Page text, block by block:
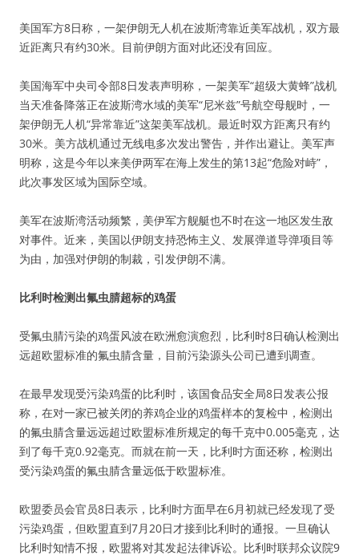
美国军方8日称，一架伊朗无人机在波斯湾靠近美军战机，双方最
近距离只有约30米。目前伊朗方面对此还没有回应。
美国海军中央司令部8日发表声明称，一架美军“超级大黄蜂”战机
当天准备降落正在波斯湾水域的美军“尼米兹”号航空母舰时，一
架伊朗无人机“异常靠近”这架美军战机。最近时双方距离只有约
30米。美方战机通过无线电多次发出警告，并作出避让。美军声
明称，这是今年以来美伊两军在海上发生的第13起“危险对峙”，
此次事发区域为国际空域。
美军在波斯湾活动频繁，美伊军方舰艇也不时在这一地区发生敌
对事件。近来，美国以伊朗支持恐怖主义、发展弹道导弹项目等
为由，加强对伊朗的制裁，引发伊朗不满。
比利时检测出氟虫腈超标的鸡蛋
受氟虫腈污染的鸡蛋风波在欧洲愈演愈烈，比利时8日确认检测出
远超欧盟标准的氟虫腈含量，目前污染源头公司已遭到调查。
在最早发现受污染鸡蛋的比利时，该国食品安全局8日发表公报
称，在对一家已被关闭的养鸡企业的鸡蛋样本的复检中，检测出
的氟虫腈含量远远超过欧盟标准所规定的每千克中0.005毫克，达
到了每千克0.92毫克。而就在前一天，比利时方面还称，检测出
受污染鸡蛋的氟虫腈含量远低于欧盟标准。
欧盟委员会官员8日表示，比利时方面早在6月初就已经发现了受
污染鸡蛋，但欧盟直到7月20日才接到比利时的通报。一旦确认
比利时知情不报，欧盟将对其发起法律诉讼。比利时联邦众议院9